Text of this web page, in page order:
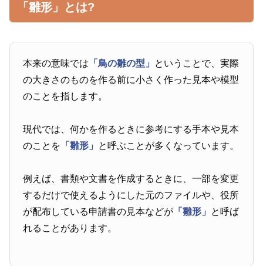
「雛形」とは?
本来の意味では 「鳥の雛の型」 ということで、実際
の大きさのものを作る前に小さく作った見本や模型
のことを指します。
現代では、何かを作るときに参考にする手本や見本
のことを 「雛形」 と呼ぶことが多くなっています。
例えば、書類や文書を作成するときに、一部を変更
するだけで使えるようにした元のファイルや、役所
が配布している申請書の見本などが 「雛形」 と呼ば
れることがあります。